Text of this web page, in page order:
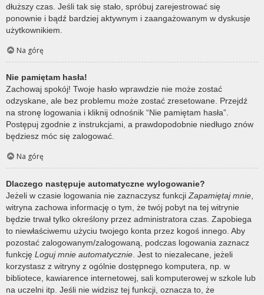
dłuższy czas. Jeśli tak się stało, spróbuj zarejestrować się
ponownie i bądź bardziej aktywnym i zaangażowanym w dyskusje
użytkownikiem.
Na górę
Nie pamiętam hasła!
Zachowaj spokój! Twoje hasło wprawdzie nie może zostać
odzyskane, ale bez problemu może zostać zresetowane. Przejdź
na stronę logowania i kliknij odnośnik “Nie pamiętam hasła”.
Postępuj zgodnie z instrukcjami, a prawdopodobnie niedługo znów
będziesz móc się zalogować.
Na górę
Dlaczego następuje automatyczne wylogowanie?
Jeżeli w czasie logowania nie zaznaczysz funkcji Zapamiętaj mnie
witryna zachowa informację o tym, że twój pobyt na tej witrynie
będzie trwał tylko określony przez administratora czas. Zapobiega
to niewłaściwemu użyciu twojego konta przez kogoś innego. Aby
pozostać zalogowanym/zalogowaną, podczas logowania zaznacz
funkcję Loguj mnie automatycznie . Jest to niezalecane, jeżeli
korzystasz z witryny z ogólnie dostępnego komputera, np. w
bibliotece, kawiarence internetowej, sali komputerowej w szkole lub
na uczelni itp. Jeśli nie widzisz tej funkcji, oznacza to, że